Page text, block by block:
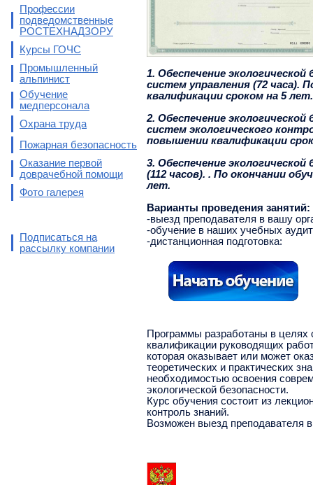
Профессии
подведомственные
РОСТЕХНАДЗОРУ
Курсы ГОЧС
Промышленный
альпинист
Обучение
медперсонала
Охрана труда
Пожарная безопасность
Оказание первой
доврачебной помощи
Фото галерея
Подписаться на
рассылку компании
1. Обеспечение
систем управления (72 часа).
квалификации сроком на 5 лет.
2. Обеспечение
систем экологического
повышении квалификации
3. Обеспечение
(112 часов). . По окончании
лет.
Варианты проведения занятий:
-выезд преподавателя в вашу
-обучение в наших учебных
-дистанционная подготовка:
Программы разработаны в целях
квалификации руководящих
которая оказывает или может
теоретических и практических
необходимостью освоения
экологической безопасности.
Курс обучения состоит из
контроль знаний.
Возможен выезд преподавателя